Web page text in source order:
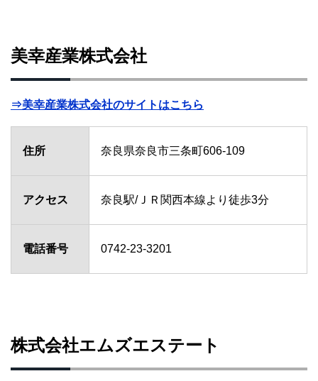
美幸産業株式会社
⇒美幸産業株式会社のサイトはこちら
住所 奈良県奈良市三条町606-109
アクセス 奈良駅/ＪＲ関西本線より徒歩3分
電話番号 0742-23-3201
株式会社エムズエステート